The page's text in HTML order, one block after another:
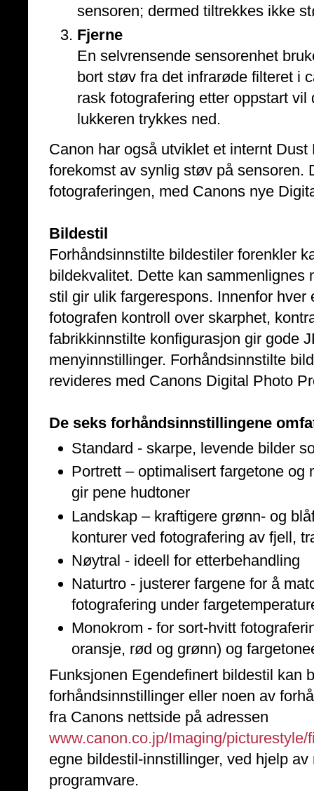
sensoren; dermed tiltrekkes ikke
Fjerne
En selvrensende sensorenhet
bort støv fra det infrarøde filteret i
rask fotografering etter oppstart
lukkeren trykkes ned.
Canon har også utviklet et internt
forekomst av synlig støv på sensoren.
fotograferingen, med Canons nye
Bildestil
Forhåndsinnstilte bildestiler forenkler
bildekvalitet. Dette kan
stil gir ulik fargerespons. Innenfor
fotografen kontroll over skarphet,
fabrikkinnstilte konfigurasjon gir gode
menyinnstillinger. Forhåndsinnstilte
revideres med Canons Digital Photo
De seks forhåndsinnstillingene
Standard - skarpe, levende bilder
Portrett – optimalisert fargetone og
gir pene hudtoner
Landskap – kraftigere grønn- og
konturer ved fotografering av fjell,
Nøytral - ideell for etterbehandling
Naturtro - justerer fargene for å
fotografering under
Monokrom - for sort-hvitt
oransje, rød og grønn) og
Funksjonen Egendefinert bildestil kan
forhåndsinnstillinger eller noen av
fra Canons nettside på adressen
www.canon.co.jp/Imaging/picturestyle/
egne bildestil-innstillinger, ved hjelp
programvare.